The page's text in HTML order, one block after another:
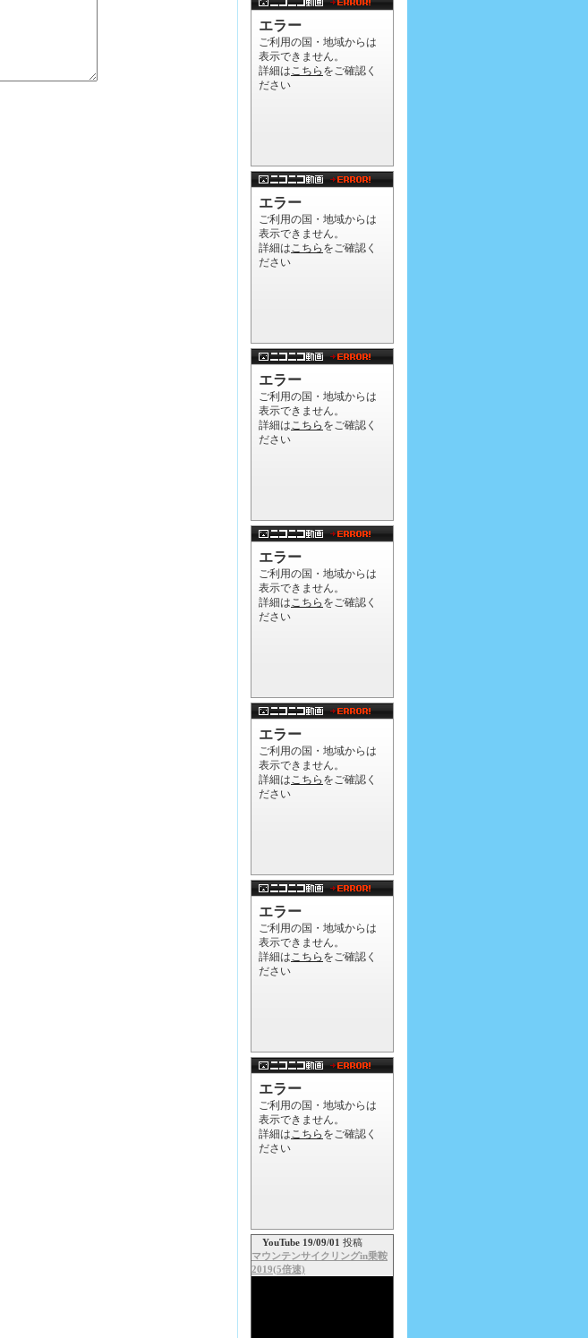
YouTube 19/09/01 投稿
マウンテンサイクリングin乗鞍
2019(5倍速)